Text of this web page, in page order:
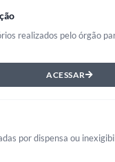
realizados pelo órgão
ACESSAR
por dispensa ou